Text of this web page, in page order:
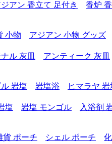
アン 香立て 足付き 香炉
小物
アジアン 小物 グッズ
ル 灰皿 アンティーク 灰皿
岩塩 岩塩浴
ヒマラヤ
塩 岩塩 モンゴル 入浴剤
貨 ポーチ シェル ポーチ